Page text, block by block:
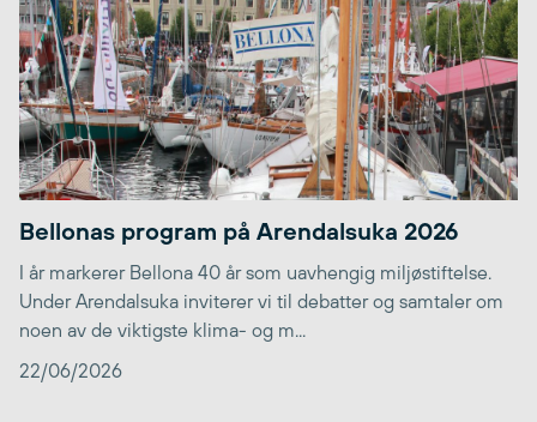
Bellonas program på Arendalsuka 2026
I år markerer Bellona 40 år som uavhengig miljøstiftelse.
Under Arendalsuka inviterer vi til debatter og samtaler om
noen av de viktigste klima- og m...
22/06/2026